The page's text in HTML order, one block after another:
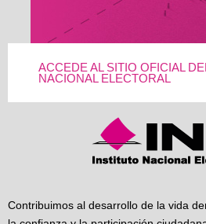
ACCEDE AL SITIO OFICIAL
NACIONAL ELECTORAL
Contribuimos al desarrollo de la vida